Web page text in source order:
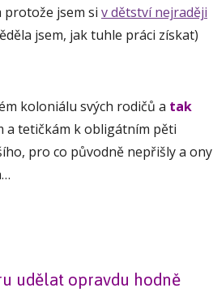
protože jsem si v dětství nejraději
jsem, jak tuhle práci získat)
koloniálu svých rodičů a tak
a tetičkám k obligátním pěti
pro co původně nepřišly a ony
udělat opravdu hodně